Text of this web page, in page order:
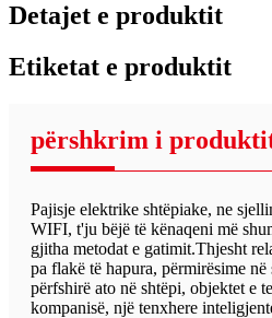
Detajet e produktit
Etiketat e produktit
përshkrim i
Pajisje elektrike shtëpiake, ne
WIFI, t'ju bëjë të kënaqeni më
gjitha metodat e gatimit.Thjesht
pa flakë të hapura, përmirësime
përfshirë ato në shtëpi, objektet e
kompanisë, një tenxhere